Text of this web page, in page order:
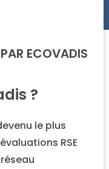
ECOVADIS
?
le plus
RSE